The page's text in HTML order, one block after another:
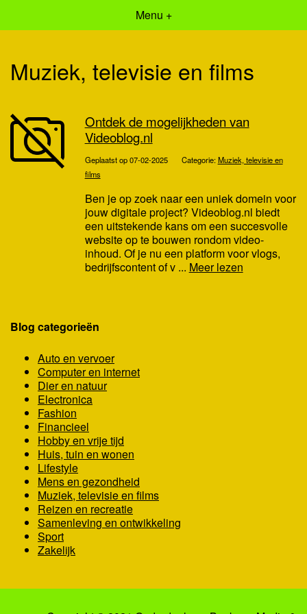
Menu +
Muziek, televisie en films
Ontdek de mogelijkheden van
Videoblog.nl
Geplaatst op 07-02-2025 Categorie:Muziek, televisie en
films
Ben je op zoek naar een uniek domein voor
jouw digitale project? Videoblog.nl biedt
een uitstekende kans om een succesvolle
website op te bouwen rondom video-
inhoud. Of je nu een platform voor vlogs,
bedrijfscontent of v ... Meer lezen
Blog categorieën
Auto en vervoer
Computer en internet
Dier en natuur
Electronica
Fashion
Financieel
Hobby en vrije tijd
Huis, tuin en wonen
Lifestyle
Mens en gezondheid
Muziek, televisie en films
Reizen en recreatie
Samenleving en ontwikkeling
Sport
Zakelijk